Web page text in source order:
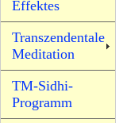
Effektes
Transzendentale
Meditation
TM-Sidhi-
Programm